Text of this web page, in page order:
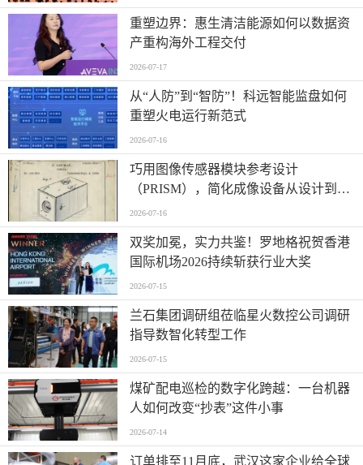
重塑边界：惠生清洁能源如何以数据资
产重构海外工程交付
2026-07-17
从“人防”到“智防”！科远智能监盘如何
重塑火电运行新范式
2026-07-16
巧用图像传感器模块参考设计
（PRISM），简化成像设备从设计到制
造的全流程
2026-07-16
双奖加冕，实力共鉴！罗地格祝贺香港
国际机场2026持续斩获行业大奖
2026-07-15
兰石集团调研组莅临星火数控公司调研
指导数智化转型工作
2026-07-15
煤矿配电巡检的数字化跨越：一台机器
人如何改变“抄表”这件小事
2026-07-14
订单排至11月底，武汉这家企业给全球